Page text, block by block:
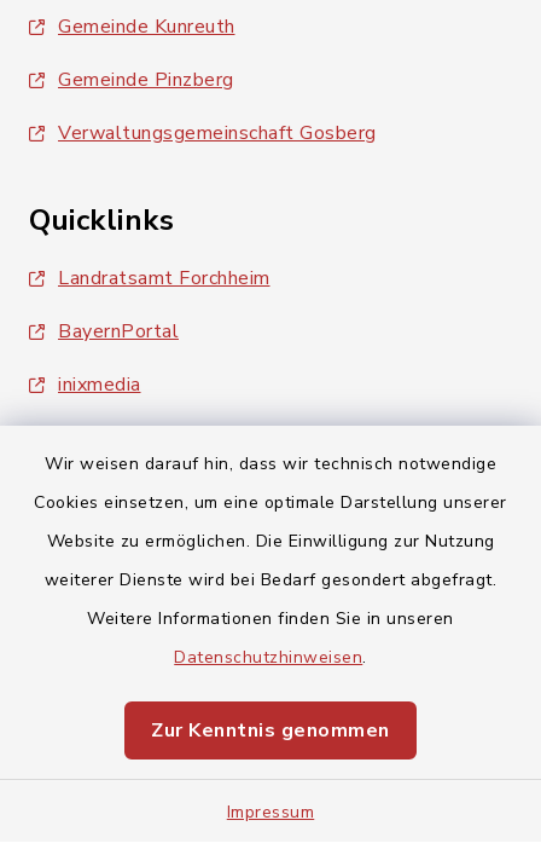
Wir weisen darauf hin, dass wir technisch notwendige
Cookies einsetzen, um eine optimale Darstellung unserer
Website zu ermöglichen. Die Einwilligung zur Nutzung
weiterer Dienste wird bei Bedarf gesondert abgefragt.
Weitere Informationen finden Sie in unseren
Datenschutzhinweisen.
Zur Kenntnis genommen
Impressum
Gemeinde Kunreuth
Gemeinde Pinzberg
Verwaltungsgemeinschaft Gosberg
Quicklinks
Landratsamt Forchheim
BayernPortal
inixmedia
Barrierefreiheit
Impressum
Sitemap